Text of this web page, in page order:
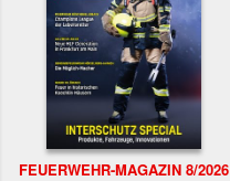
FEUERWEHR-MAGAZIN 8/2026